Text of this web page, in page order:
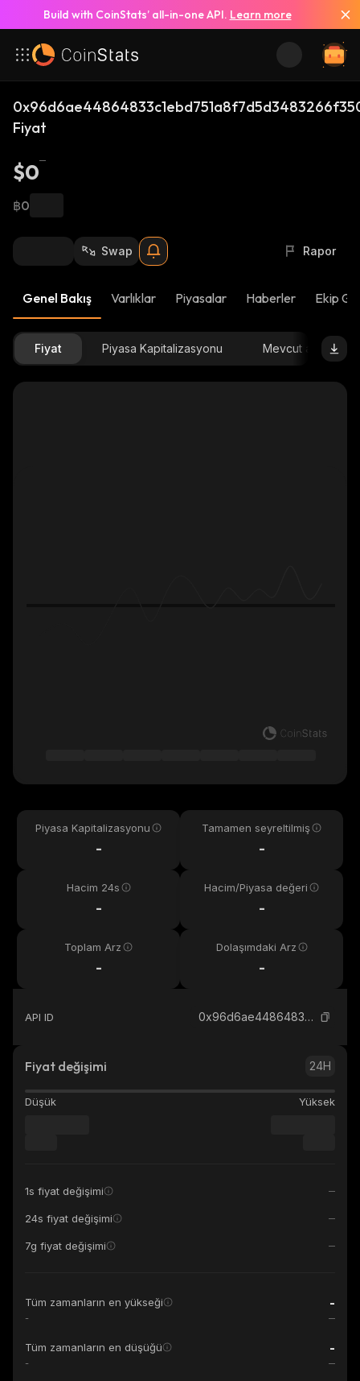
Build with CoinStats’ all-in-one API. Learn more
Fiyat
$0
฿0
Swap Rapor
Genel Bakış Varlıklar Piyasalar Haberler Ekip
Fiyat Piyasa Kapitalizasyonu Mevcut arz
Piyasa Kapitalizasyonu
-
Tamamen seyreltilmiş
-
Hacim 24s
-
Hacim/Piyasa değeri
-
Toplam Arz
-
Dolaşımdaki Arz
-
API ID 0x96d6ae44864833c1ebd751a8f7d5d3483266f350_binance_smart
Fiyat değişimi 24H
Düşük Yüksek
1s fiyat değişimi
24s fiyat değişimi
7g fiyat değişimi
Tüm zamanların en yükseği -
-
Tüm zamanların en düşüğü -
-